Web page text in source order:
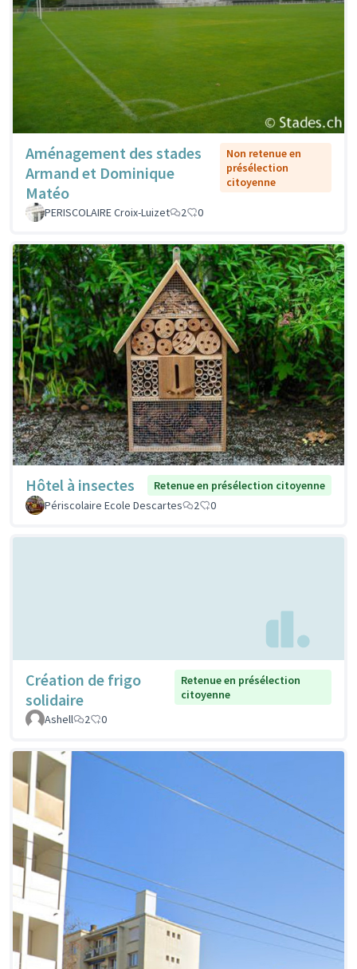
Aménagement des stades
Armand et Dominique
Matéo
Non retenue en
présélection
citoyenne
PERISCOLAIRE Croix-Luizet 2 0
Hôtel à insectes
Retenue en présélection citoyenne
Périscolaire Ecole Descartes
2 0
Création de frigo
solidaire
Retenue en présélection
citoyenne
Ashell
2 0